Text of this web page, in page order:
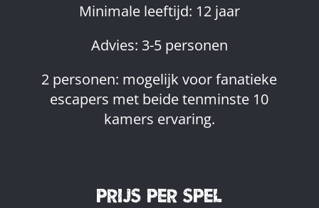
Minimale leeftijd: 12 jaar
Advies: 3-5 personen
2 personen: mogelijk voor fanatieke
escapers met beide tenminste 10
kamers ervaring.
PRIJS PER SPEL